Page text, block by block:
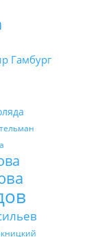
Гамбург